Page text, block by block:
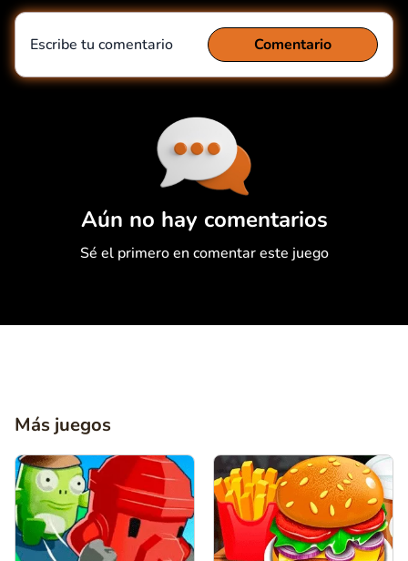
Aún no hay comentarios
Sé el primero en comentar este juego
Escribe tu comentario Comentario
Más juegos